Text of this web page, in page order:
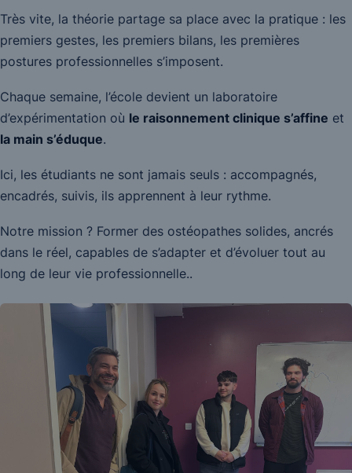
Très vite, la théorie partage sa place avec la pratique : les
premiers gestes, les premiers bilans, les premières
postures professionnelles s’imposent.
Chaque semaine, l’école devient un laboratoire
d’expérimentation où le raisonnement clinique s’affine et
la main s’éduque.
Ici, les étudiants ne sont jamais seuls : accompagnés,
encadrés, suivis, ils apprennent à leur rythme.
Notre mission ? Former des ostéopathes solides, ancrés
dans le réel, capables de s’adapter et d’évoluer tout au
long de leur vie professionnelle..